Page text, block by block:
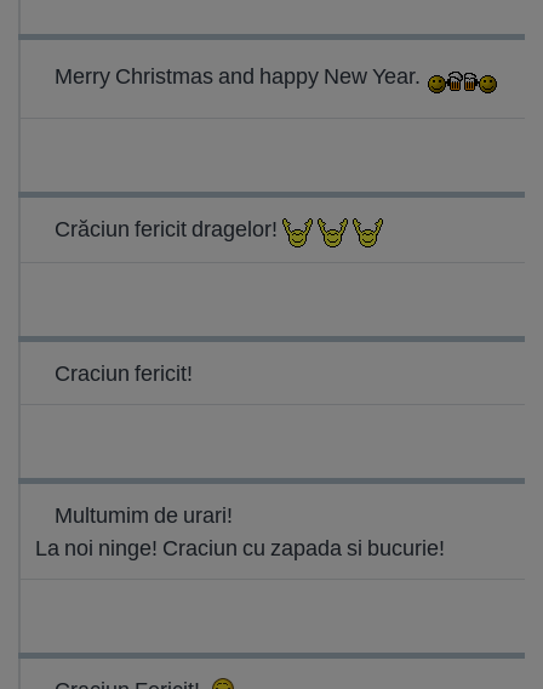
Merry Christmas and happy New Year.
Crăciun fericit dragelor!
Craciun fericit!
Multumim de urari!
La noi ninge! Craciun cu zapada si bucurie!